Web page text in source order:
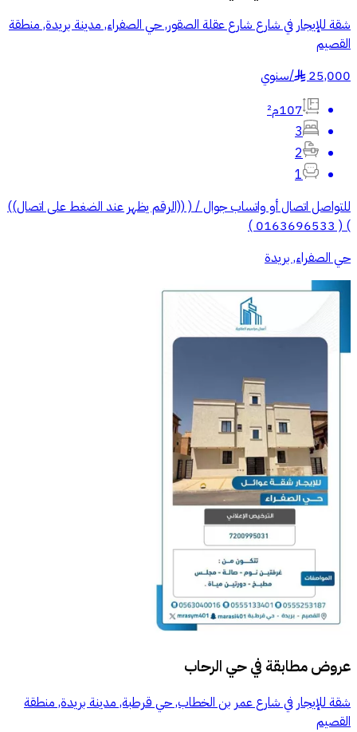
شقة للإيجار في شارع شارع عقلة الصقور, حي الصفراء, مدينة بريدة, منطقة
القصيم
25,000
§
/سنوي
107م²
3
2
1
للتواصل اتصال أو واتساب جوال / ( ((الرقم يظهر عند الضغط على اتصال))
) ( 0163696533 )
حي الصفراء, بريدة
عروض مطابقة فيحي الرحاب
شقة للإيجار في شارع عمر بن الخطاب, حي قرطبة, مدينة بريدة, منطقة
القصيم